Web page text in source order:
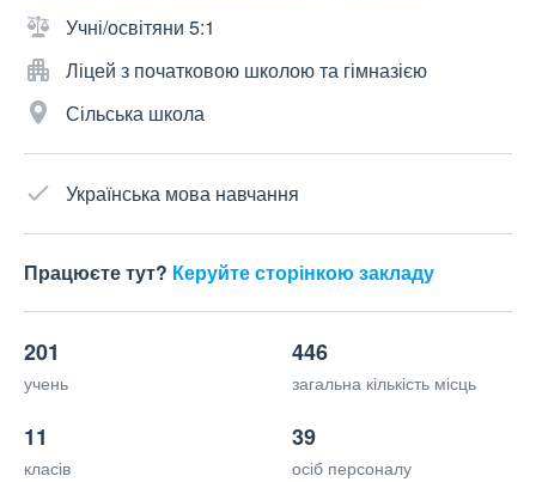
Учні/освітяни 5:1
Ліцей з початковою школою та гімназією
Сільська школа
Українська мова навчання
Працюєте тут? Керуйте сторінкою закладу
201
учень
446
загальна кількість місць
11
класів
39
осіб персоналу